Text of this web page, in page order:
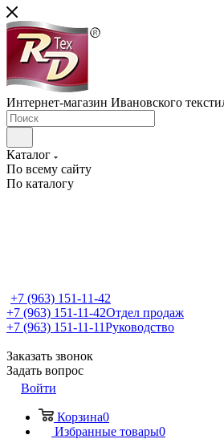
Интернет-магазин Ивановского
Каталог
По всему сайту
По каталогу
+7 (963) 151-11-42
+7 (963) 151-11-42Отдел продаж
+7 (963) 151-11-11Руководство
Заказать звонок
Задать вопрос
Войти
Корзина0
Избранные товары0